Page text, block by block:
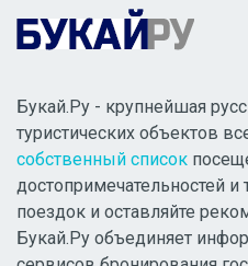
Букай.Ру - крупнейшая
туристических объектов
собственный список
достопримечательностей и
поездок и оставляйте
Букай.Ру объединяет